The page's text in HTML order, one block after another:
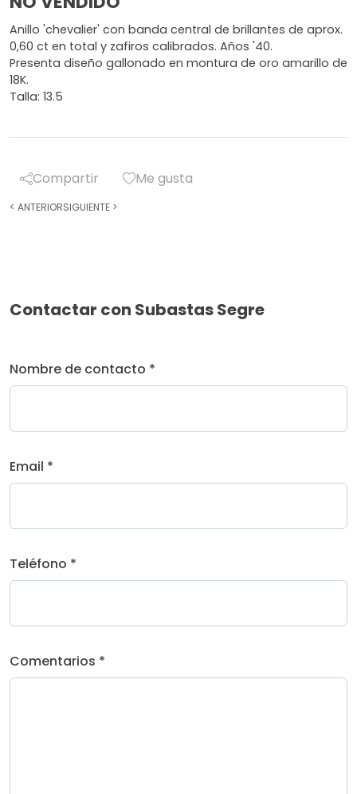
Anillo 'chevalier' con banda central de brillantes de aprox.
0,60 ct en total y zafiros calibrados. Años '40.
Presenta diseño gallonado en montura de oro amarillo de
18K.
Talla: 13.5
Compartir Me gusta
< ANTERIORSIGUIENTE >
Contactar con Subastas Segre
Nombre de contacto *
Email *
Teléfono *
Comentarios *